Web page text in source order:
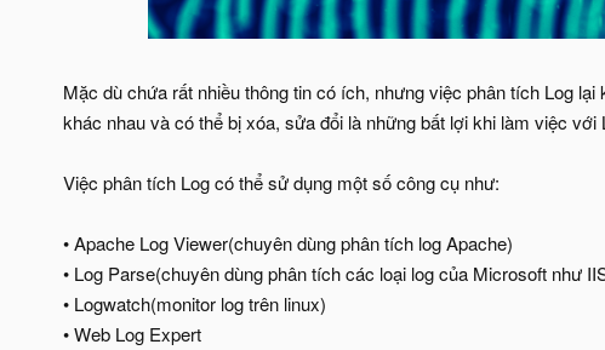
Mặc dù chứa rất nhiều thông tin có ích, nhưng việc phân tích Log
khác nhau và có thể bị xóa, sửa đổi là những bất lợi khi làm việc với
Việc phân tích Log có thể sử dụng một số công cụ như:
• Apache Log Viewer(chuyên dùng phân tích log Apache)
• Log Parse(chuyên dùng phân tích các loại log của Microsoft như
• Logwatch(monitor log trên linux)
• Web Log Expert